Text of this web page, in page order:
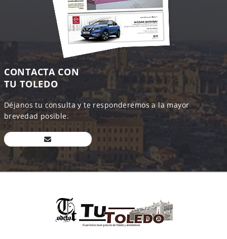
CONTACTA CON
TU TOLEDO
Déjanos tu consulta y te responderemos a la mayor
brevedad posible.